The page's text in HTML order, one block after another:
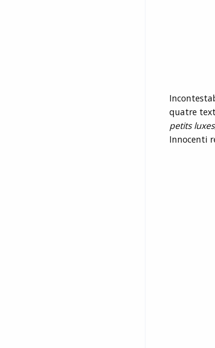
quatre
petits luxes
Innocenti